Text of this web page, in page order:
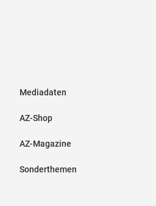
Mediadaten
AZ-Shop
AZ-Magazine
Sonderthemen